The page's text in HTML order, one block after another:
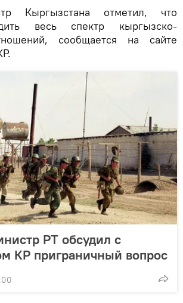
Кыргызстана отметил, что
весь спектр кыргызско-
сообщается на сайте
РТ обсудил с
КР приграничный вопрос